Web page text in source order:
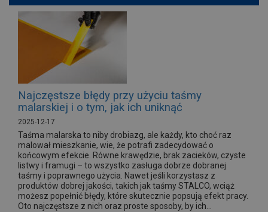
Najczęstsze błędy przy użyciu taśmy
malarskiej i o tym, jak ich uniknąć
2025-12-17
Taśma malarska to niby drobiazg, ale każdy, kto choć raz
malował mieszkanie, wie, że potrafi zadecydować o
końcowym efekcie. Równe krawędzie, brak zacieków, czyste
listwy i framugi – to wszystko zasługa dobrze dobranej
taśmy i poprawnego użycia. Nawet jeśli korzystasz z
produktów dobrej jakości, takich jak taśmy STALCO, wciąż
możesz popełnić błędy, które skutecznie popsują efekt pracy.
Oto najczęstsze z nich oraz proste sposoby, by ich...